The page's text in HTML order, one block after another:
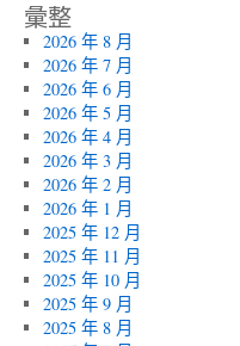
彙整
2026 年 8 月
2026 年 7 月
2026 年 6 月
2026 年 5 月
2026 年 4 月
2026 年 3 月
2026 年 2 月
2026 年 1 月
2025 年 12 月
2025 年 11 月
2025 年 10 月
2025 年 9 月
2025 年 8 月